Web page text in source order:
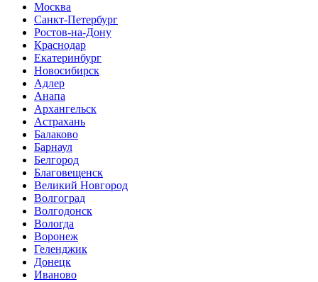
Москва
Санкт-Петербург
Ростов-на-Дону
Краснодар
Екатеринбург
Новосибирск
Адлер
Анапа
Архангельск
Астрахань
Балаково
Барнаул
Белгород
Благовещенск
Великий Новгород
Волгоград
Волгодонск
Вологда
Воронеж
Геленджик
Донецк
Иваново